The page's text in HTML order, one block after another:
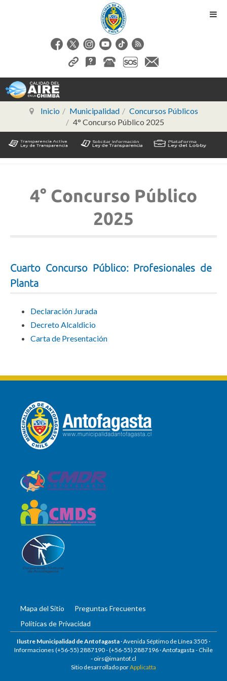
Inicio Municipalidad
Concursos Públicos
4° Concurso Público 2025
4° Concurso Público
2025
Cuarto Concurso Público: Profesionales de
Planta
Declaración Jurada
Decreto Alcaldicio
Carta de Presentación
Mapa del Sitio
Preguntas Frecuentes
Políticas de Privacidad
Ilustre Municipalidad de Antofagasta· Avenida Séptimo de Línea 3505 ·
Informaciones (+56-55) 2887190 -(+56-55) 2887196· Antofagasta - Chile
- oirs@imantof.cl
Sitio desarrollado porApplicatta